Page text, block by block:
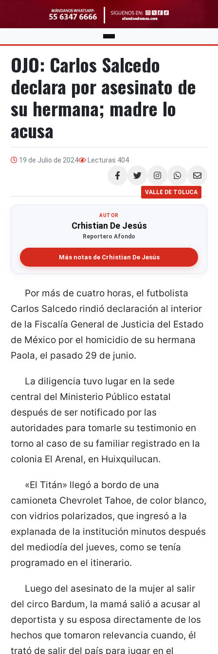
OJO: Carlos Salcedo
declara por asesinato de
su hermana; madre lo
acusa
19 de Julio de 2024 Lecturas 404
Compartir
VALLE DE TOLUCA
AUTOR
Crhistian De Jesús
Reportero Afondo
Más notas de Crhistian De Jesús
Por más de cuatro horas, el futbolista
Carlos Salcedo rindió declaración al interior
de la Fiscalía General de Justicia del Estado
de México por el homicidio de su hermana
Paola, el pasado 29 de junio.
La diligencia tuvo lugar en la sede
central del Ministerio Público estatal
después de ser notificado por las
autoridades para tomarle su testimonio en
torno al caso de su familiar registrado en la
colonia El Arenal, en Huixquilucan.
«El Titán» llegó a bordo de una
camioneta Chevrolet Tahoe, de color blanco,
con vidrios polarizados, que ingresó a la
explanada de la institución minutos después
del mediodía del jueves, como se tenía
programado en el itinerario.
Luego del asesinato de la mujer al salir
del circo Bardum, la mamá salió a acusar al
deportista y su esposa directamente de los
hechos que tomaron relevancia cuando, él
trató de salir del país para jugar en el